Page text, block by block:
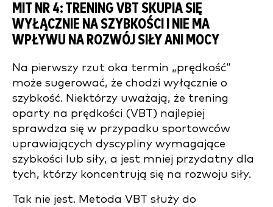
MIT NR 4: TRENING VBT SKUPIA SIĘ
WYŁĄCZNIE NA SZYBKOŚCI I NIE MA
WPŁYWU NA ROZWÓJ SIŁY ANI MOCY
Na pierwszy rzut oka termin „prędkość”
może sugerować, że chodzi wyłącznie o
szybkość. Niektórzy uważają, że trening
oparty na prędkości (VBT) najlepiej
sprawdza się w przypadku sportowców
uprawiających dyscypliny wymagające
szybkości lub siły, a jest mniej przydatny dla
tych, którzy koncentrują się na rozwoju siły.
Tak nie jest. Metoda VBT służy do